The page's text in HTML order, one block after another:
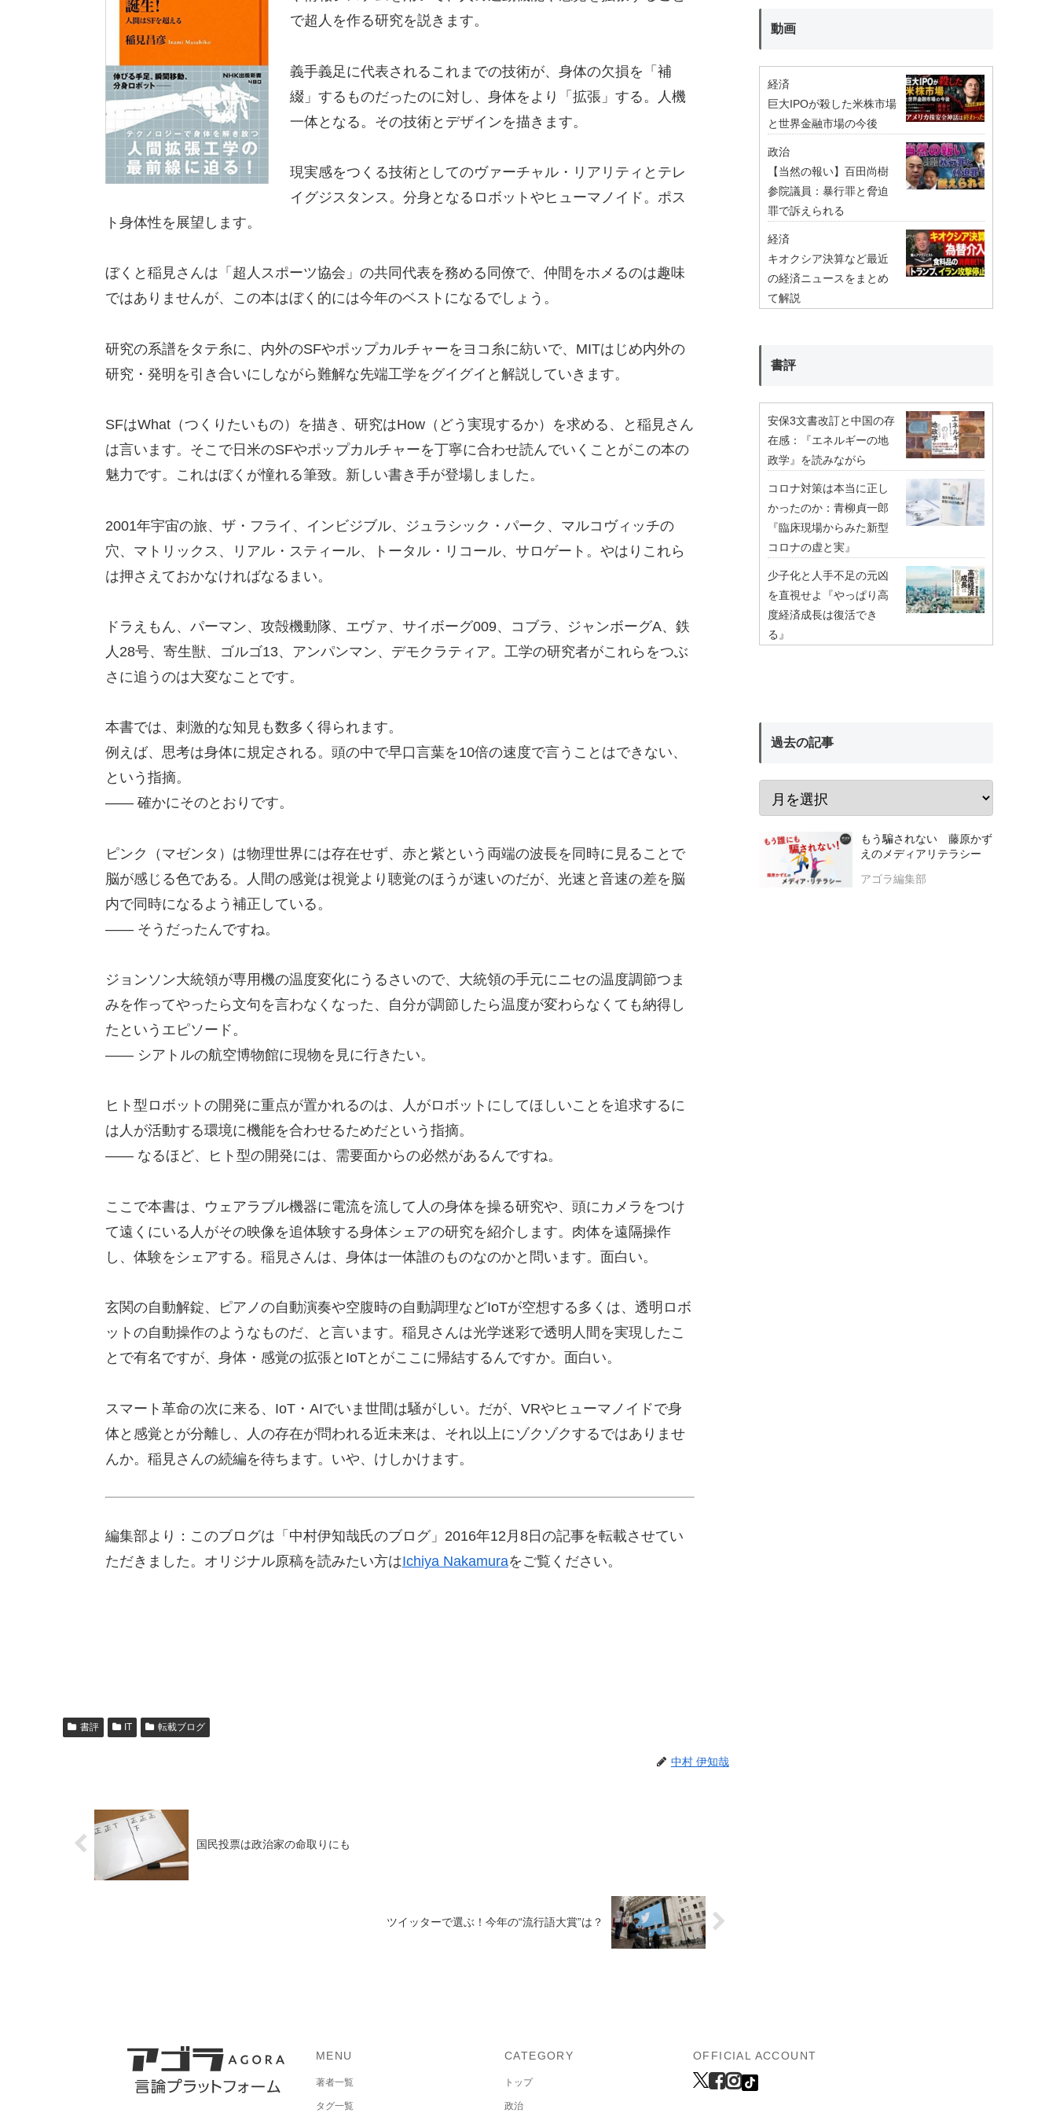
で超人を作る研究を説きます。
義手義足に代表されるこれまでの技術が、身体の欠損を「補
綴」するものだったのに対し、身体をより「拡張」する。人機
一体となる。その技術とデザインを描きます。
現実感をつくる技術としてのヴァーチャル・リアリティとテレ
イグジスタンス。分身となるロボットやヒューマノイド。ポス
ト身体性を展望します。
ぼくと稲見さんは「超人スポーツ協会」の共同代表を務める同僚で、仲間をホメるのは趣味
ではありませんが、この本はぼく的には今年のベストになるでしょう。
研究の系譜をタテ糸に、内外のSFやポップカルチャーをヨコ糸に紡いで、MITはじめ内外の
研究・発明を引き合いにしながら難解な先端工学をグイグイと解説していきます。
SFはWhat（つくりたいもの）を描き、研究はHow（どう実現するか）を求める、と稲見さん
は言います。そこで日米のSFやポップカルチャーを丁寧に合わせ読んでいくことがこの本の
魅力です。これはぼくが憧れる筆致。新しい書き手が登場しました。
2001年宇宙の旅、ザ・フライ、インビジブル、ジュラシック・パーク、マルコヴィッチの
穴、マトリックス、リアル・スティール、トータル・リコール、サロゲート。やはりこれら
は押さえておかなければなるまい。
ドラえもん、パーマン、攻殻機動隊、エヴァ、サイボーグ009、コブラ、ジャンボーグA、鉄
人28号、寄生獣、ゴルゴ13、アンパンマン、デモクラティア。工学の研究者がこれらをつぶ
さに追うのは大変なことです。
本書では、刺激的な知見も数多く得られます。
例えば、思考は身体に規定される。頭の中で早口言葉を10倍の速度で言うことはできない、
という指摘。
—— 確かにそのとおりです。
ピンク（マゼンタ）は物理世界には存在せず、赤と紫という両端の波長を同時に見ることで
脳が感じる色である。人間の感覚は視覚より聴覚のほうが速いのだが、光速と音速の差を脳
内で同時になるよう補正している。
—— そうだったんですね。
ジョンソン大統領が専用機の温度変化にうるさいので、大統領の手元にニセの温度調節つま
みを作ってやったら文句を言わなくなった、自分が調節したら温度が変わらなくても納得し
たというエピソード。
—— シアトルの航空博物館に現物を見に行きたい。
ヒト型ロボットの開発に重点が置かれるのは、人がロボットにしてほしいことを追求するに
は人が活動する環境に機能を合わせるためだという指摘。
—— なるほど、ヒト型の開発には、需要面からの必然があるんですね。
ここで本書は、ウェアラブル機器に電流を流して人の身体を操る研究や、頭にカメラをつけ
て遠くにいる人がその映像を追体験する身体シェアの研究を紹介します。肉体を遠隔操作
し、体験をシェアする。稲見さんは、身体は一体誰のものなのかと問います。面白い。
玄関の自動解錠、ピアノの自動演奏や空腹時の自動調理などIoTが空想する多くは、透明ロボ
ットの自動操作のようなものだ、と言います。稲見さんは光学迷彩で透明人間を実現したこ
とで有名ですが、身体・感覚の拡張とIoTとがここに帰結するんですか。面白い。
スマート革命の次に来る、IoT・AIでいま世間は騒がしい。だが、VRやヒューマノイドで身
体と感覚とが分離し、人の存在が問われる近未来は、それ以上にゾクゾクするではありませ
んか。稲見さんの続編を待ちます。いや、けしかけます。
編集部より：このブログは「中村伊知哉氏のブログ」2016年12月8日の記事を転載させてい
ただきました。オリジナル原稿を読みたい方はIchiya Nakamuraをご覧ください。
書評 IT 転載ブログ
中村 伊知哉
国民投票は政治家の命取りにも
ツイッターで選ぶ！今年の“流行語大賞”は？
動画
経済
巨大IPOが殺した米株市場
と世界金融市場の今後
政治
【当然の報い】百田尚樹
参院議員：暴行罪と脅迫
罪で訴えられる
経済
キオクシア決算など最近
の経済ニュースをまとめ
て解説
書評
安保3文書改訂と中国の存
在感：『エネルギーの地
政学』を読みながら
コロナ対策は本当に正し
かったのか：青柳貞一郎
『臨床現場からみた新型
コロナの虚と実』
少子化と人手不足の元凶
を直視せよ『やっぱり高
度経済成長は復活でき
る』
過去の記事
もう騙されない 藤原かず
えのメディアリテラシー
アゴラ編集部
MENU
著者一覧
タグ一覧
CATEGORY
トップ
政治
OFFICIAL ACCOUNT